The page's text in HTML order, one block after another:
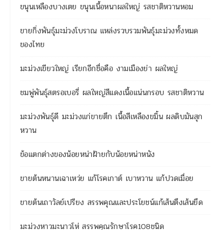
ขนุนเหลืองบางเตย ขนุนเนื้อหนาผลใหญ่ รสชาติหวานหอม
ขายกิ่งพันธุ์มะม่วงโบราณ แหล่งรวบรวมพันธุ์มะม่วงทั้งหมด
ของไทย
มะม่วงเขียวใหญ่ เรียกอีกชื่อคือ งามเมืองย่า ผลใหญ่
ชมพู่พันธุ์สตรอเบอรี่ ผลใหญ่สีแดงเนื้อแน่นกรอบ รสชาติหวาน
มะม่วงพันธุ์ดี มะม่วงแก่ขายตึก เนื้อสีเหลืองขมิ้น ผลดิบมันสุก
หวาน
ข้อแตกต่างของน้อยหน่าฝ้ายกับน้อยหน่าหนัง
ขายต้นหนานเฉาเหว่ย แก้โรคเกาต์ เบาหวาน แก้ปวดเมื่อย
ขายต้นเถาวัลย์เปรียง สรรพคุณและประโยชน์แก้เส้นตึงเส้นยึด
มะม่วงหาวมะนาวโห่ สรรพคุณรักษาโรค108ชนิด